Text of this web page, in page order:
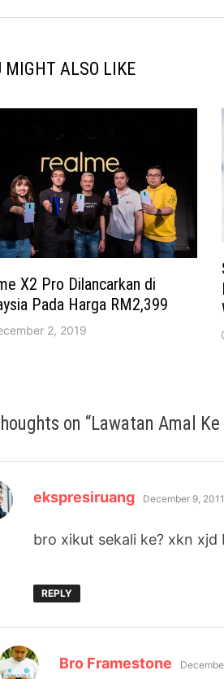
MIGHT ALSO LIKE
X2 Pro Dilancarkan di
Pada Harga RM2,399
2, 2019
on “Lawatan Amal
ekspresiruang says:
December 9,
bro xikut sekali ke? xkn
REPLY
Bro Framestone says: